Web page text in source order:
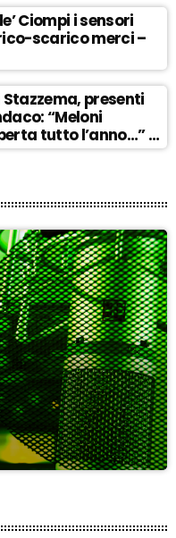
Ciompi i sensori
scarico merci –
presenti
“Meloni
tutto l’anno…” –